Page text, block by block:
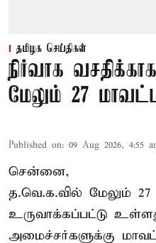
தமிழக செய்திகள்
நிர்வாக
மேலும் 27
Published on: 09 Aug 2026, 4:55
சென்னை,
த.வெ.க.வில் மேலும்
உருவாக்கப்பட்டு
அமைச்சர்களுக்கு